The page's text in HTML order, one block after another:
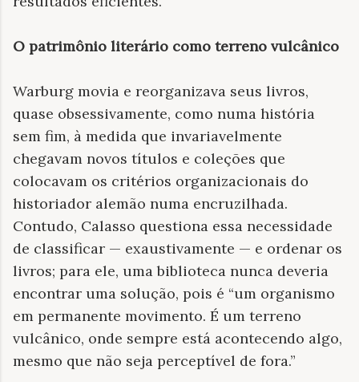
O patrimônio literário como terreno vulcânico
Warburg movia e reorganizava seus livros,
quase obsessivamente, como numa história
sem fim, à medida que invariavelmente
chegavam novos títulos e coleções que
colocavam os critérios organizacionais do
historiador alemão numa encruzilhada.
Contudo, Calasso questiona essa necessidade
de classificar — exaustivamente — e ordenar os
livros; para ele, uma biblioteca nunca deveria
encontrar uma solução, pois é “um organismo
em permanente movimento. É um terreno
vulcânico, onde sempre está acontecendo algo,
mesmo que não seja perceptível de fora.”